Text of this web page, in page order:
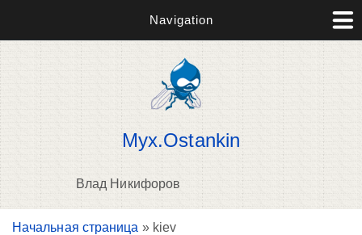
Navigation
Myx.Ostankin
Влад Никифоров
Вы здесь
Начальная страница » kiev